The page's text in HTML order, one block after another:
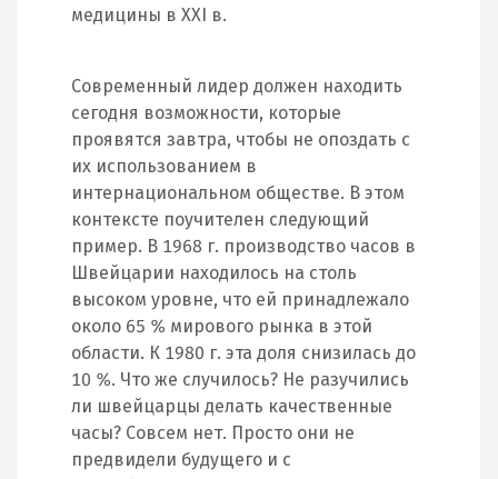
медицины в XXI в.
Современный лидер должен находить
сегодня возможности, которые
проявятся завтра, чтобы не опоздать с
их использованием в
интернациональном обществе. В этом
контексте поучителен следующий
пример. В 1968 г. производство часов в
Швейцарии находилось на столь
высоком уровне, что ей принадлежало
около 65 % мирового рынка в этой
области. К 1980 г. эта доля снизилась до
10 %. Что же случилось? Не разучились
ли швейцарцы делать качественные
часы? Совсем нет. Просто они не
предвидели будущего и с